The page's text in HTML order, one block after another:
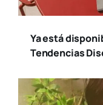
Ya está
Tendencias